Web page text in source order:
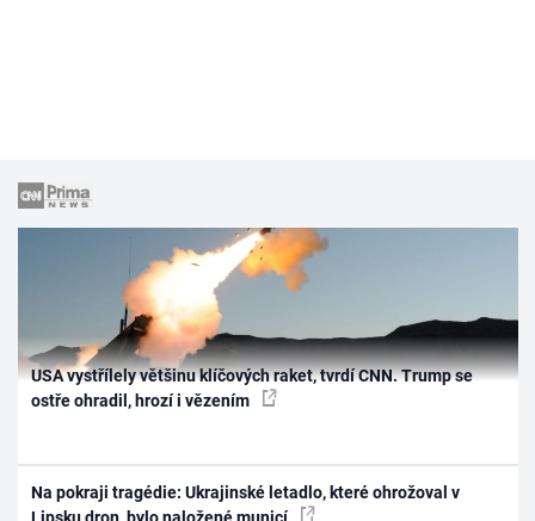
USA vystřílely většinu klíčových raket, tvrdí CNN. Trump se
ostře ohradil, hrozí i vězením
Na pokraji tragédie: Ukrajinské letadlo, které ohrožoval v
Lipsku dron, bylo naložené municí